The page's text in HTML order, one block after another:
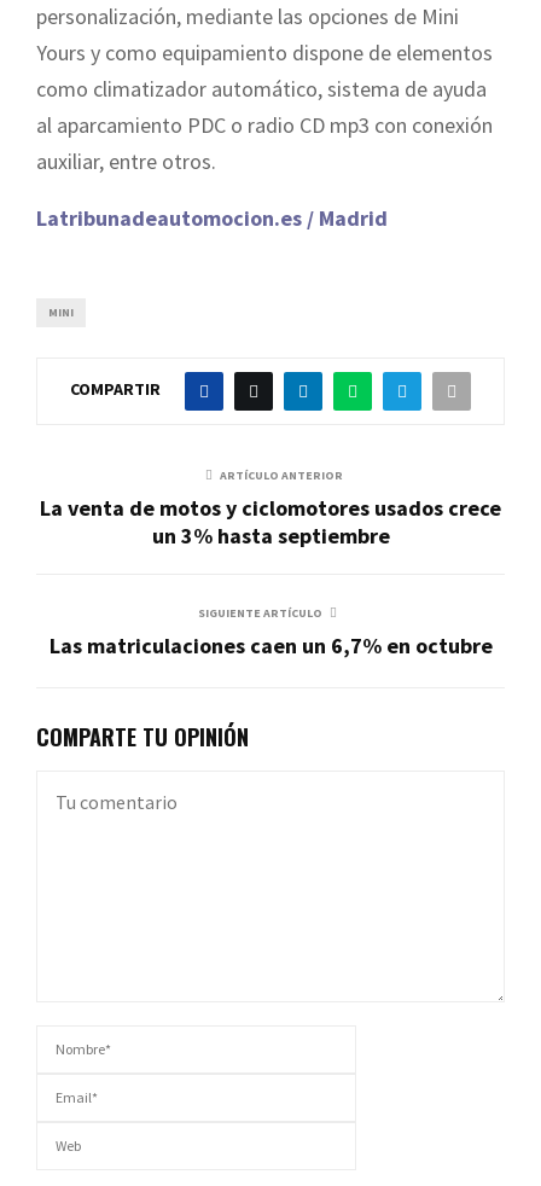
personalización, mediante las opciones de Mini
Yours y como equipamiento dispone de elementos
como climatizador automático, sistema de ayuda
al aparcamiento PDC o radio CD mp3 con conexión
auxiliar, entre otros.
Latribunadeautomocion.es / Madrid
MINI
COMPARTIR
ARTÍCULO ANTERIOR
La venta de motos y ciclomotores usados crece
un 3% hasta septiembre
SIGUIENTE ARTÍCULO
Las matriculaciones caen un 6,7% en octubre
COMPARTE TU OPINIÓN